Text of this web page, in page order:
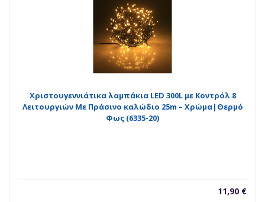
Χριστουγεννιάτικα λαμπάκια LED 300L με Κοντρόλ 8
Λειτουργιών Με Πράσινο καλώδιο 25m – Χρώμα|Θερμό
Φως (6335-20)
11,90 €